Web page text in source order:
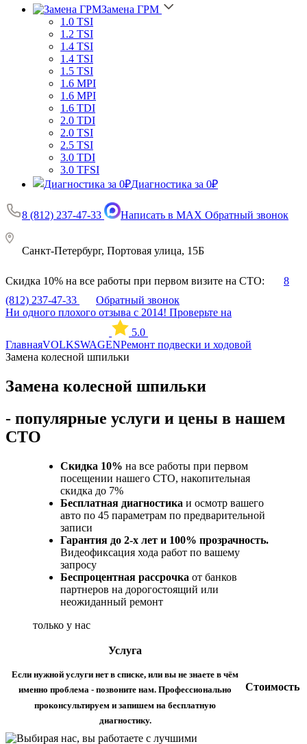
Замена ГРМ
1.0 TSI
1.2 TSI
1.4 TSI
1.4 TSI
1.5 TSI
1.6 MPI
1.6 MPI
1.6 TDI
2.0 TDI
2.0 TSI
2.5 TSI
3.0 TDI
3.0 TFSI
Диагностика за 0₽
8 (812) 237-47-33 Написать в MAX Обратный звонок
Санкт-Петербург, Портовая улица, 15Б
Скидка 10% на все работы при первом визите на СТО:
8
(812) 237-47-33
Обратный звонок
Ни одного плохого отзыва с 2014! Проверьте на
5.0
ГлавнаяVOLKSWAGENРемонт подвески и ходовой
Замена колесной шпильки
Замена колесной шпильки
- популярные услуги и цены в нашем
СТО
Скидка 10% на все работы при первом
посещении нашего СТО, накопительная
скидка до 7%
Бесплатная диагностика и осмотр вашего
авто по 45 параметрам по предварительной
записи
Гарантия до 2-х лет и 100% прозрачность.
Видеофиксация хода работ по вашему
запросу
Беспроцентная рассрочка от банков
партнеров на дорогостоящий или
неожиданный ремонт
только у нас
Услуга
Если нужной услуги нет в списке, или вы не знаете в чём
именно проблема - позвоните нам. Профессионально
проконсультируем и запишем на бесплатную
диагностику.
Стоимость